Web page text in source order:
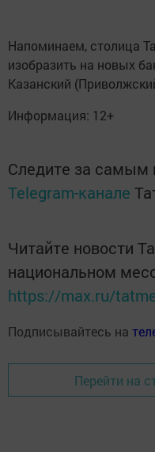
Напоминаем, столица
изобразить на новых
Казанский
Информация: 12+
Следите за
Telegram-канале
Читайте новости
национальном
https://max.ru/
Подписывайтесь на
Перейти на